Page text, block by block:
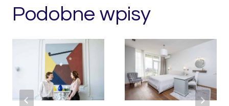
Podobne wpisy